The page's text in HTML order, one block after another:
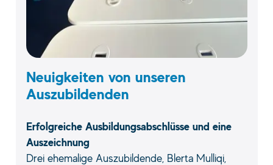
Neuigkeiten von unseren
Auszubildenden
Erfolgreiche Ausbildungsabschlüsse und eine
Auszeichnung
Drei ehemalige Auszubildende, Blerta Mulliqi,